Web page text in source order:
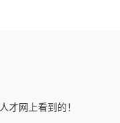
才网上看到的！